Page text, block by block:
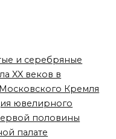
и серебряные
XX веков в
Кремля
ювелирного
половины
палате